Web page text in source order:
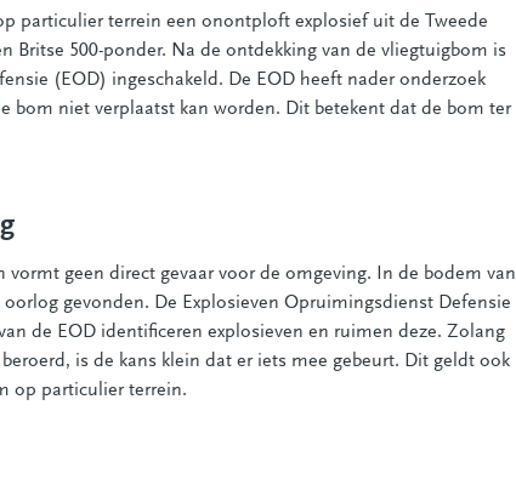
particulier terrein een onontploft explosief uit de Tweede
Britse 500-ponder. Na de ontdekking van de vliegtuigbom is
(EOD) ingeschakeld. De EOD heeft nader onderzoek
bom niet verplaatst kan worden. Dit betekent dat de bom ter
geen direct gevaar voor de omgeving. In de bodem van
gevonden. De Explosieven Opruimingsdienst Defensie
de EOD identificeren explosieven en ruimen deze. Zolang
is de kans klein dat er iets mee gebeurt. Dit geldt ook
op particulier terrein.